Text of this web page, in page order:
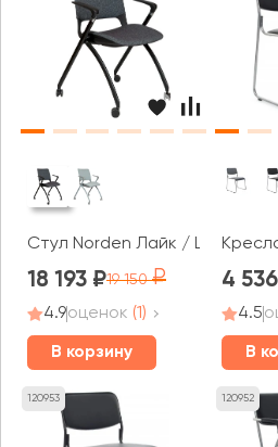
Стул Norden Лайк / Like
18 193 19 150
4.9оценок (1)
В корзину
4 536
4.5
В
120953 120952